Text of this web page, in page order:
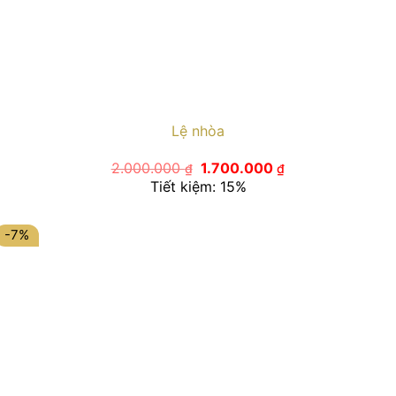
Lệ nhòa
2.000.000₫ Giá
gốc
là:
1.700.000₫Giá
Tiết kiệm: 15%
-7%